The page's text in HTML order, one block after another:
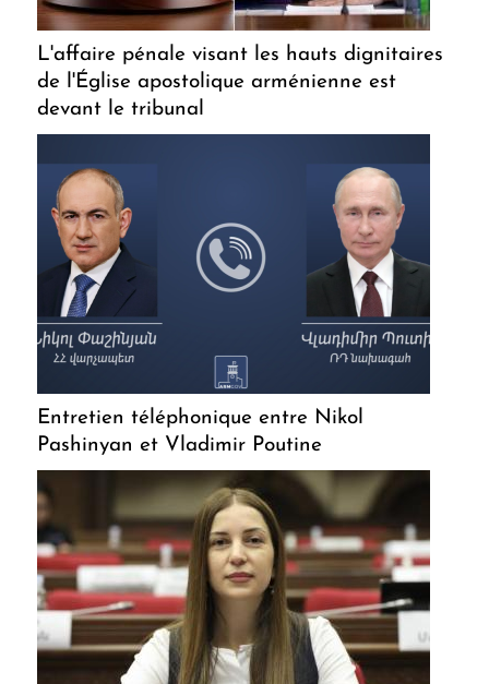
L'affaire pénale visant les hauts dignitaires
de l'Église apostolique arménienne est
devant le tribunal
Entretien téléphonique entre Nikol
Pashinyan et Vladimir Poutine